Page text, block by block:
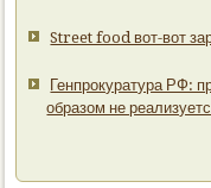
Street food вот-вот
Генпрокуратура РФ:
образом не